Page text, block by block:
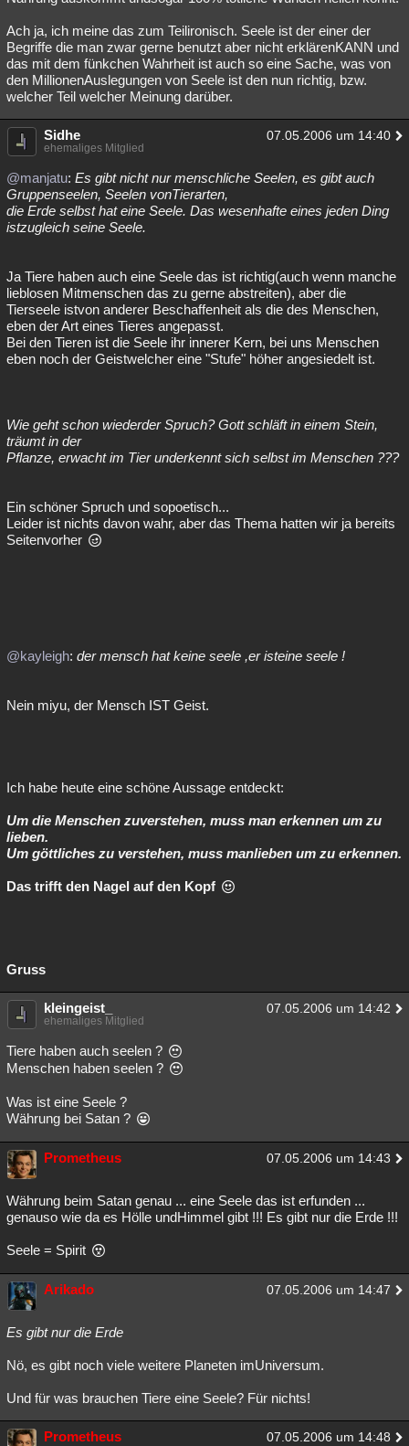
Ach ja, ich meine das zum Teilironisch. Seele ist der einer der
Begriffe die man zwar gerne benutzt aber nicht erklärenKANN und
das mit dem fünkchen Wahrheit ist auch so eine Sache, was von
den MillionenAuslegungen von Seele ist den nun richtig, bzw.
welcher Teil welcher Meinung darüber.
Sidhe 07.05.2006 um 14:40
ehemaliges Mitglied
@manjatu: Es gibt nicht nur menschliche Seelen, es gibt auch
Gruppenseelen, Seelen vonTierarten,
die Erde selbst hat eine Seele. Das wesenhafte eines jeden Ding
istzugleich seine Seele.
Ja Tiere haben auch eine Seele das ist richtig(auch wenn manche
lieblosen Mitmenschen das zu gerne abstreiten), aber die
Tierseele istvon anderer Beschaffenheit als die des Menschen,
eben der Art eines Tieres angepasst.
Bei den Tieren ist die Seele ihr innerer Kern, bei uns Menschen
eben noch der Geistwelcher eine "Stufe" höher angesiedelt ist.
Wie geht schon wiederder Spruch? Gott schläft in einem Stein,
träumt in der
Pflanze, erwacht im Tier underkennt sich selbst im Menschen ???
Ein schöner Spruch und sopoetisch...
Leider ist nichts davon wahr, aber das Thema hatten wir ja bereits
Seitenvorher
@kayleigh: der mensch hat keine seele ,er isteine seele !
Nein miyu, der Mensch IST Geist.
Ich habe heute eine schöne Aussage entdeckt:
Um die Menschen zuverstehen, muss man erkennen um zu
lieben.
Um göttliches zu verstehen, muss manlieben um zu erkennen.
Das trifft den Nagel auf den Kopf
Gruss
kleingeist_ 07.05.2006 um 14:42
ehemaliges Mitglied
Tiere haben auch seelen ?
Menschen haben seelen ?
Was ist eine Seele ?
Währung bei Satan ?
Prometheus 07.05.2006 um 14:43
Währung beim Satan genau ... eine Seele das ist erfunden ...
genauso wie da es Hölle undHimmel gibt !!! Es gibt nur die Erde !!!
Seele = Spirit
Arikado 07.05.2006 um 14:47
Es gibt nur die Erde
Nö, es gibt noch viele weitere Planeten imUniversum.
Und für was brauchen Tiere eine Seele? Für nichts!
Prometheus 07.05.2006 um 14:48